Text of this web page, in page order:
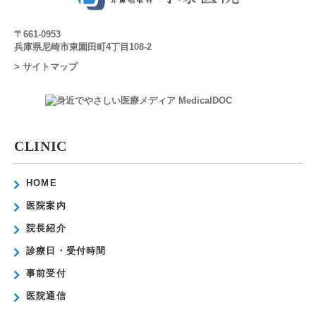
〒661-0953
兵庫県尼崎市東園田町4丁目108-2
> サイトマップ
CLINIC
HOME
医院案内
院長紹介
診療日・受付時間
事前受付
医院通信